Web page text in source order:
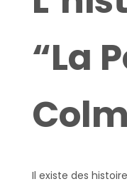
“La
Il existe des